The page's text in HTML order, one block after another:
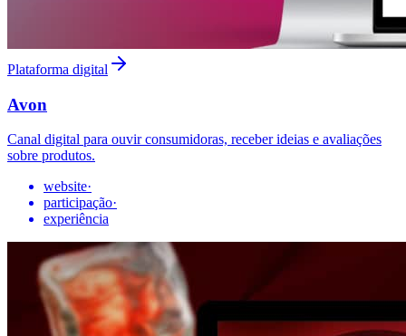
Plataforma digital
Avon
Canal digital para ouvir consumidoras, receber ideias e avaliações
sobre produtos.
website·
participação·
experiência